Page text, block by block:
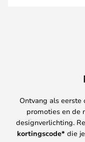
Ontvang als eerste
promoties en de
designverlichting.
kortingscode* die